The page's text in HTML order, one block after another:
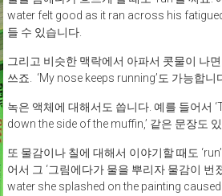
water felt good as it ran across his
들 수 있습니다.
그리고 비슷한 맥락에서 아파서 콧물이 나면
쓰죠. ‘My nose keeps running’도 가능합니
녹은 액체에 대해서도 씁니다. 예를 들어서
down the side of the muffin,’ 같은 문장도
또 물감이나 칠에 대해서 이야기할 때도
어서 그 ‘그림에다가 물을 뿌리자 물감이 번
water she splashed on the painting